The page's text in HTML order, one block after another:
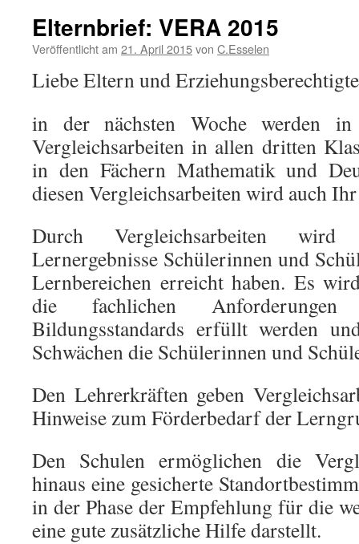
Elternbrief: VERA 2015
Veröffentlicht am 21. April 2015von C.Esselen
Liebe Eltern und
in der nächsten Woche werden in
Vergleichsarbeiten in allen dritten
in den Fächern Mathematik und
diesen Vergleichsarbeiten wird auch
Durch Vergleichsarbeiten wird
Lernergebnisse Schülerinnen und
Lernbereichen erreicht haben. Es
die fachlichen Anforderungen
Bildungsstandards erfüllt werden
Schwächen die Schülerinnen und
Den Lehrerkräften geben
Hinweise zum Förderbedarf der
Den Schulen ermöglichen die
hinaus eine gesicherte
in der Phase der Empfehlung für die
eine gute zusätzliche Hilfe darstellt.